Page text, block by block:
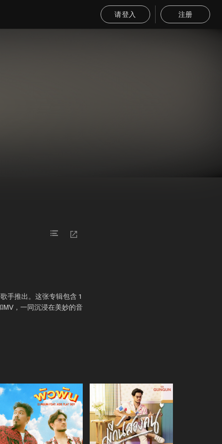
请登入 注册
手推出。这张专辑包含 1
MV，一同沉浸在美妙的音